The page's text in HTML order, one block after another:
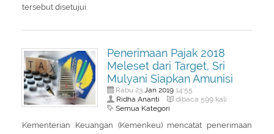
Peraturan Pengampunan Pajak
About Us
Kontak Kami
Sitemap
tersebut disetujui.
Penerimaan Pajak 2018
Meleset dari Target, Sri
Mulyani Siapkan Amunisi
Rabu 23 Jan 201914:55
Ridha Ananti dibaca 599 kali
Semua Kategori
Kementerian Keuangan (Kemenkeu) mencatat penerimaan